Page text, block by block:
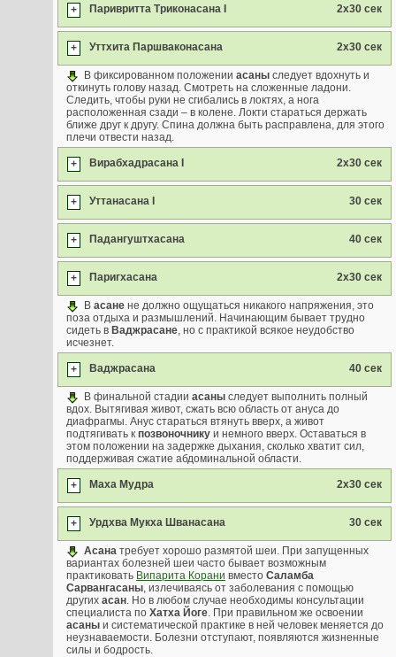
+ Паривритта Триконасана I 2х30 сек
+ Уттхита Паршваконасана 2х30 сек
В фиксированном положении асаны следует вдохнуть и
откинуть голову назад. Смотреть на сложенные ладони.
Следить, чтобы руки не сгибались в локтях, а нога
расположенная сзади – в колене. Локти стараться держать
ближе друг к другу. Спина должна быть расправлена, для этого
плечи отвести назад.
+ Вирабхадрасана I 2х30 сек
+ Уттанасана I 30 сек
+ Падангуштхасана 40 сек
+ Паригхасана 2х30 сек
В асане не должно ощущаться никакого напряжения, это
поза отдыха и размышлений. Начинающим бывает трудно
сидеть в Ваджрасане, но с практикой всякое неудобство
исчезнет.
+ Ваджрасана 40 сек
В финальной стадии асаны следует выполнить полный
вдох. Вытягивая живот, сжать всю область от ануса до
диафрагмы. Анус стараться втянуть вверх, а живот
подтягивать к позвоночнику и немного вверх. Оставаться в
этом положении на задержке дыхания, сколько хватит сил,
поддерживая сжатие абдоминальной области.
+ Маха Мудра 2х30 сек
+ Урдхва Мукха Шванасана 30 сек
Асана требует хорошо размятой шеи. При запущенных
вариантах болезней шеи часто бывает возможным
практиковать Випарита Корани вместо Саламба
Сарвангасаны, излечиваясь от заболевания с помощью
других асан. Но в любом случае необходимы консультации
специалиста по Хатха Йоге. При правильном же освоении
асаны и систематической практике в ней человек меняется до
неузнаваемости. Болезни отступают, появляются жизненные
силы и бодрость.